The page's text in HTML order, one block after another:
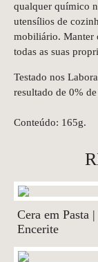
qualquer químico
utensílios de
mobiliário. Manter
todas as suas
Testado nos
resultado de 0%
Conteúdo: 165g.
Cera em Pasta |
Encerite